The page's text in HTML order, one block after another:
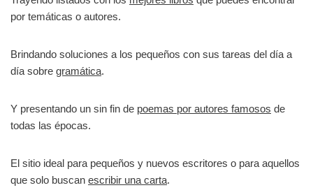
por temáticas o autores.
Brindando soluciones a los pequeños con sus tareas del día a
día sobre gramática.
Y presentando un sin fin de poemas por autores famosos de
todas las épocas.
El sitio ideal para pequeños y nuevos escritores o para aquellos
que solo buscan escribir una carta.